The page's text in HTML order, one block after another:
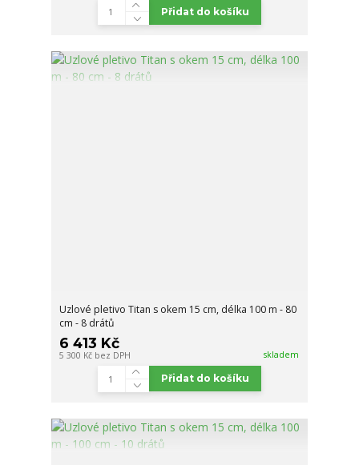
Přidat do košíku
Uzlové pletivo Titan s okem 15 cm, délka 100 m - 80
cm - 8 drátů
6 413 Kč
5 300 Kč bez DPH skladem
Přidat do košíku